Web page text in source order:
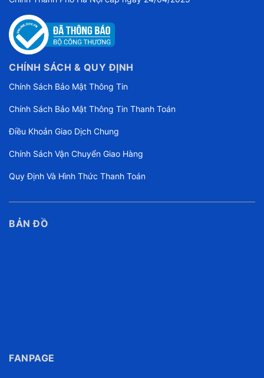
CHÍNH SÁCH & QUY ĐỊNH
Chính Sách Bảo Mật Thông Tin
Chính Sách Bảo Mật Thông Tin Thanh Toán
Điều Khoản Giao Dịch Chung
Chính Sách Vận Chuyển Giao Hàng
Quy Định Và Hình Thức Thanh Toán
BẢN ĐỒ
FANPAGE